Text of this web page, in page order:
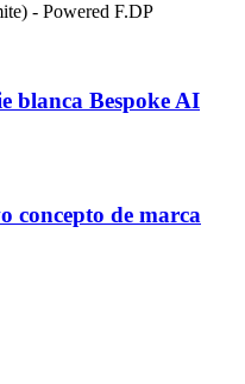
- Powered F.DP
blanca Bespoke AI
concepto de marca